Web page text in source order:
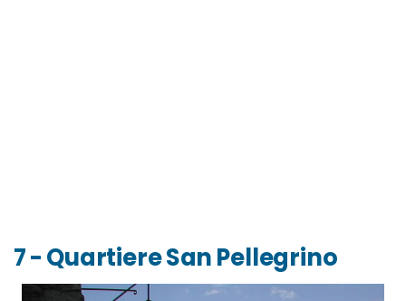
7 - Quartiere San Pellegrino